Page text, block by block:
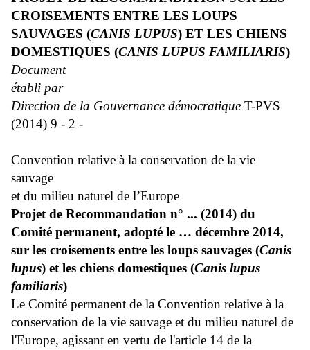
CROISEMENTS ENTRE LES LOUPS
SAUVAGES (CANIS LUPUS) ET LES CHIENS
DOMESTIQUES (CANIS LUPUS FAMILIARIS)
Document
établi par
Direction de la Gouvernance démocratique T-PVS
(2014) 9 - 2 -
Convention relative à la conservation de la vie
sauvage
et du milieu naturel de l’Europe
Projet de Recommandation n° ... (2014) du
Comité permanent, adopté le … décembre 2014,
sur les croisements entre les loups sauvages (Canis
lupus) et les chiens domestiques (Canis lupus
familiaris)
Le Comité permanent de la Convention relative à la
conservation de la vie sauvage et du milieu naturel de
l'Europe, agissant en vertu de l'article 14 de la